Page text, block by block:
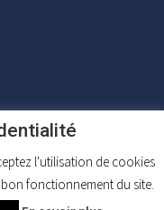
site
l'utilisation de cookies
fonctionnement du site.